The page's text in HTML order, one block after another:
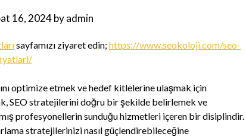
16, 2024byadmin
sayfamızı ziyaret edin; https://www.seokoloji.com/seo-
optimize etmek ve hedef kitlelerine ulaşmak için
SEO stratejilerini doğru bir şekilde belirlemek ve
profesyonellerin sunduğu hizmetleri içeren bir disiplindir.
stratejilerinizi nasıl güçlendirebileceğine